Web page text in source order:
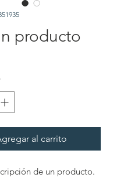
producto
al carrito
de un producto.